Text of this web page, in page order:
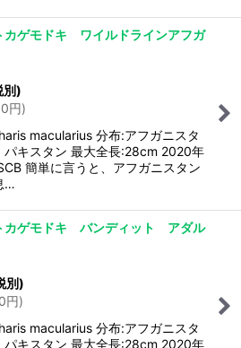
カゲモドキ ワイルドラインアフガ
別)
円)
macularius 分布:アフガニスタ
パキスタン 最大全長:28cm 2020年
簡単に言うと、アフガニスタン
…
カゲモドキ バンディット アダル
別)
円)
macularius 分布:アフガニスタ
パキスタン 最大全長:28cm 2020年